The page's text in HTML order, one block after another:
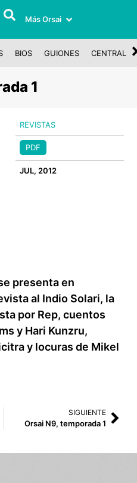
Más Orsai
BIOS GUIONES CENTRAL
1
REVISTAS
PDF
JUL, 2012
presenta en
al Indio Solari, la
por Rep, cuentos
y Hari Kunzru,
y locuras de Mikel
SIGUIENTE
Orsai N9, temporada 1